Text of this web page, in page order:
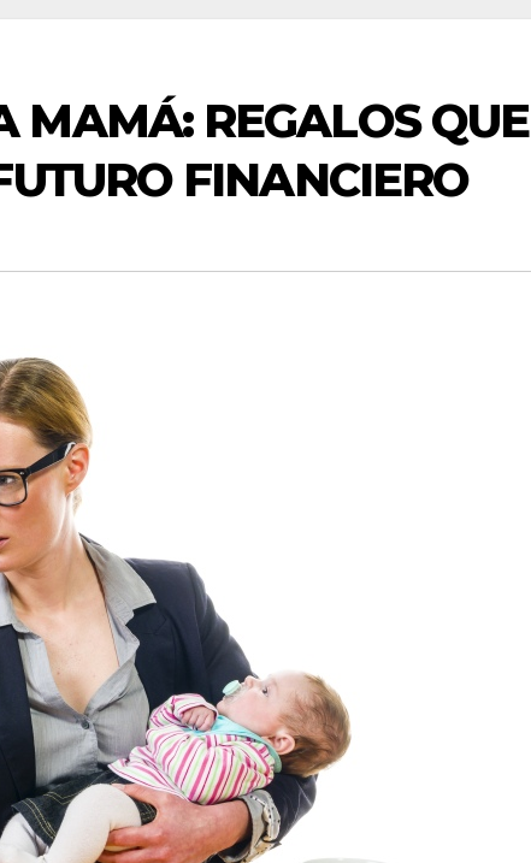
MAMÁ: REGALOS QUE
FINANCIERO